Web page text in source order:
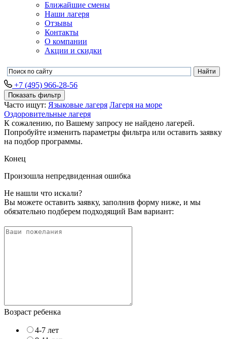
Ближайшие смены
Наши лагеря
Отзывы
Контакты
О компании
Акции и скидки
+7 (495) 966-28-56
Показать фильтр
Часто ищут: Языковые лагеря Лагеря на море
Оздоровительные лагеря
К сожалению, по Вашему запросу не найдено лагерей.
Попробуйте изменить параметры фильтра или оставить заявку
на подбор программы.
Конец
Произошла непредвиденная ошибка
Не нашли что искали?
Вы можете оставить заявку, заполнив форму ниже, и мы
обязательно подберем подходящий Вам вариант:
Возраст ребенка
4-7 лет